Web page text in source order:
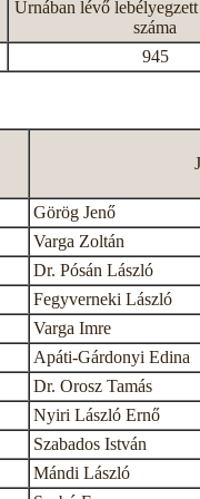
Urnában lévő
száma
945
Görög Jenő
Varga Zoltán
Dr. Pósán László
Fegyverneki László
Varga Imre
Apáti-Gárdonyi Edina
Dr. Orosz Tamás
Nyiri László Ernő
Szabados István
Mándi László